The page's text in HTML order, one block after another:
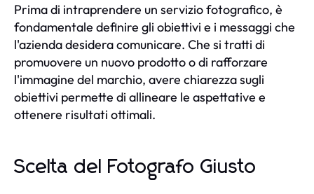
Prima di intraprendere un servizio fotografico, è
fondamentale definire gli obiettivi e i messaggi che
l'azienda desidera comunicare. Che si tratti di
promuovere un nuovo prodotto o di rafforzare
l'immagine del marchio, avere chiarezza sugli
obiettivi permette di allineare le aspettative e
ottenere risultati ottimali.
Scelta del Fotografo Giusto